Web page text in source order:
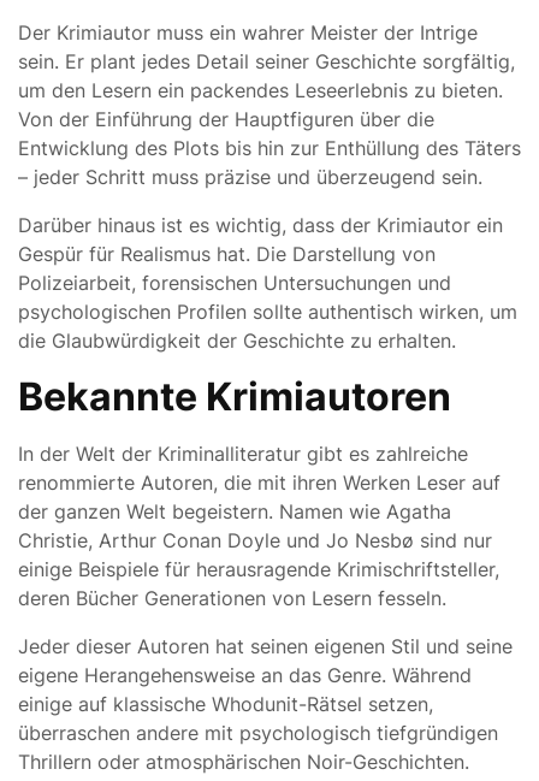
Der Krimiautor muss ein wahrer Meister der Intrige
sein. Er plant jedes Detail seiner Geschichte sorgfältig,
um den Lesern ein packendes Leseerlebnis zu bieten.
Von der Einführung der Hauptfiguren über die
Entwicklung des Plots bis hin zur Enthüllung des Täters
– jeder Schritt muss präzise und überzeugend sein.
Darüber hinaus ist es wichtig, dass der Krimiautor ein
Gespür für Realismus hat. Die Darstellung von
Polizeiarbeit, forensischen Untersuchungen und
psychologischen Profilen sollte authentisch wirken, um
die Glaubwürdigkeit der Geschichte zu erhalten.
Bekannte Krimiautoren
In der Welt der Kriminalliteratur gibt es zahlreiche
renommierte Autoren, die mit ihren Werken Leser auf
der ganzen Welt begeistern. Namen wie Agatha
Christie, Arthur Conan Doyle und Jo Nesbø sind nur
einige Beispiele für herausragende Krimischriftsteller,
deren Bücher Generationen von Lesern fesseln.
Jeder dieser Autoren hat seinen eigenen Stil und seine
eigene Herangehensweise an das Genre. Während
einige auf klassische Whodunit-Rätsel setzen,
überraschen andere mit psychologisch tiefgründigen
Thrillern oder atmosphärischen Noir-Geschichten.